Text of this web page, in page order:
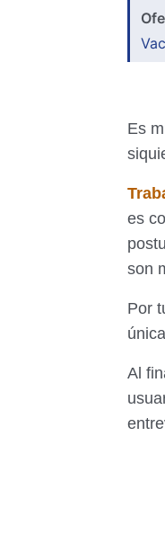
Es
es
son
Por
Al